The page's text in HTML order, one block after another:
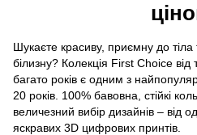
Шукаєте красиву, приємну до тіла
білизну? Колекція First Choice
багато років є одним з
20 років. 100% бавовна, стійкі
величезний вибір дизайнів – від
яскравих 3D цифрових принтів.